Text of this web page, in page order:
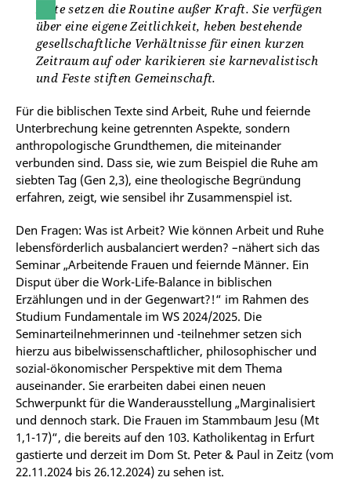
Feste setzen die Routine außer Kraft. Sie verfügen
über eine eigene Zeitlichkeit, heben bestehende
gesellschaftliche Verhältnisse für einen kurzen
Zeitraum auf oder karikieren sie karnevalistisch
und Feste stiften Gemeinschaft.
Für die biblischen Texte sind Arbeit, Ruhe und feiernde
Unterbrechung keine getrennten Aspekte, sondern
anthropologische Grundthemen, die miteinander
verbunden sind. Dass sie, wie zum Beispiel die Ruhe am
siebten Tag (Gen 2,3), eine theologische Begründung
erfahren, zeigt, wie sensibel ihr Zusammenspiel ist.
Den Fragen: Was ist Arbeit? Wie können Arbeit und Ruhe
lebensförderlich ausbalanciert werden? –nähert sich das
Seminar „Arbeitende Frauen und feiernde Männer. Ein
Disput über die Work-Life-Balance in biblischen
Erzählungen und in der Gegenwart?!“ im Rahmen des
Studium Fundamentale im WS 2024/2025. Die
Seminarteilnehmerinnen und -teilnehmer setzen sich
hierzu aus bibelwissenschaftlicher, philosophischer und
sozial-ökonomischer Perspektive mit dem Thema
auseinander. Sie erarbeiten dabei einen neuen
Schwerpunkt für die Wanderausstellung „Marginalisiert
und dennoch stark. Die Frauen im Stammbaum Jesu (Mt
1,1-17)“, die bereits auf den 103. Katholikentag in Erfurt
gastierte und derzeit im Dom St. Peter & Paul in Zeitz (vom
22.11.2024 bis 26.12.2024) zu sehen ist.